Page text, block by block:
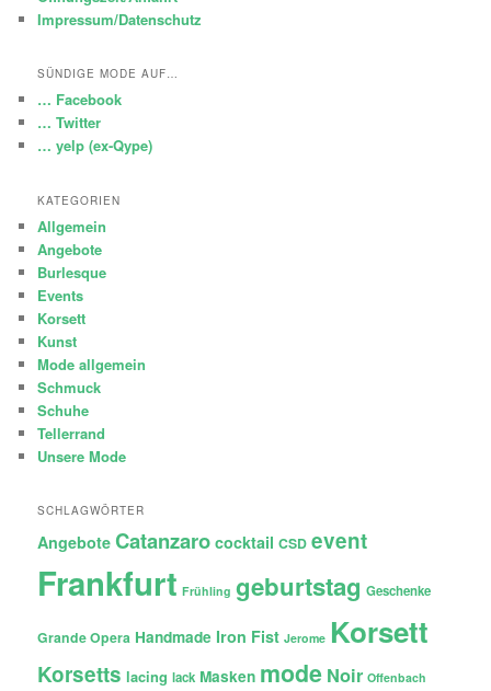
Impressum/Datenschutz
SÜNDIGE MODE AUF…
… Facebook
… Twitter
… yelp (ex-Qype)
KATEGORIEN
Allgemein
Angebote
Burlesque
Events
Korsett
Kunst
Mode allgemein
Schmuck
Schuhe
Tellerrand
Unsere Mode
SCHLAGWÖRTER
Angebote Catanzaro cocktail CSD event
Frankfurt Frühling geburtstag Geschenke
Grande Opera Handmade Iron Fist Jerome Korsett
Korsetts lacing lack Masken mode Noir Offenbach